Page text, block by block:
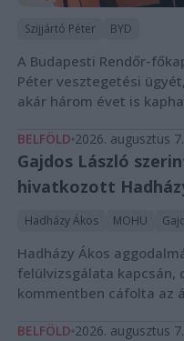
Szijjártó Péter BYD
A Budapesti Rendőr-
Péter vesztegetési
akár három évet is
BELFÖLD 2026. augusztus 7.
Gajdos László
hivatkozott
Hadházy Ákos MOHU
Hadházy Ákos
felülvizsgálata kapcsán,
kommentben cáfolta az
BELFÖLD 2026. augusztus 7.